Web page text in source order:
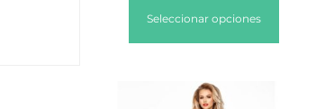
Seleccionar opciones